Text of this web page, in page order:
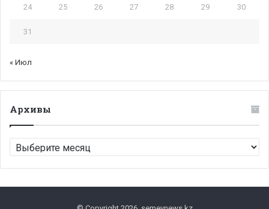
24 25 26 27 28 29 30
31
« Июл
Архивы
Архивы